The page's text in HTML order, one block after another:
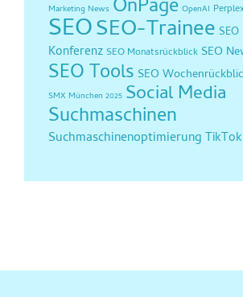
Marketing News OnPage OpenAI
SEOSEO-Trainee
Konferenz SEO Monatsrückblick SEO
SEO Tools SEO
SMX München 2025 Social Media
Suchmaschinen
Suchmaschinenoptimierung TikTok